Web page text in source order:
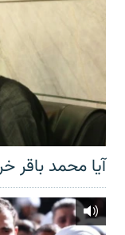
آیا محمد باقر